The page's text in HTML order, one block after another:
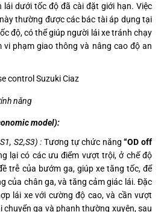
lái dưới tốc độ đã cài đặt giới hạn. Việc
thường được các bác tài áp dụng tại
độ, có thể giúp người lái xe tránh chạy
vi phạm giao thông và nâng cao độ an
năng
model):
S2,S3) : Tương tự chức năng“OD off
lại có các ưu điểm vượt trội, ở chế độ
trễ của bướm ga, giúp xe tăng tốc, để
của chân ga, và tăng cảm giác lái. Đặc
lái xe với cường độ cao, và cần vượt
chuyển ga và phanh thường xuyên, sau